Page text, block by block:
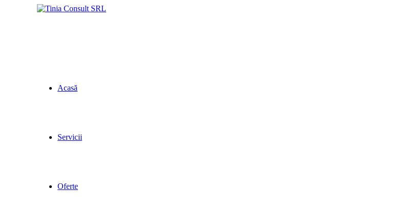
Acasă
Servicii
Oferte